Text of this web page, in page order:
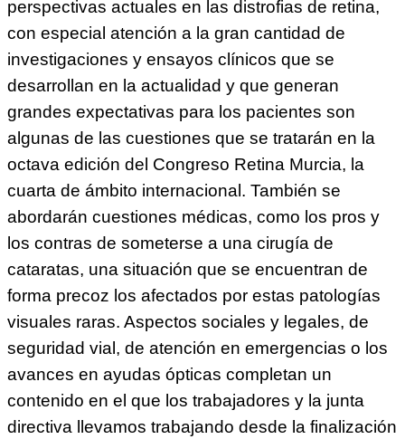
perspectivas actuales en las distrofias de retina,
con especial atención a la gran cantidad de
investigaciones y ensayos clínicos que se
desarrollan en la actualidad y que generan
grandes expectativas para los pacientes son
algunas de las cuestiones que se tratarán en la
octava edición del Congreso Retina Murcia, la
cuarta de ámbito internacional. También se
abordarán cuestiones médicas, como los pros y
los contras de someterse a una cirugía de
cataratas, una situación que se encuentran de
forma precoz los afectados por estas patologías
visuales raras. Aspectos sociales y legales, de
seguridad vial, de atención en emergencias o los
avances en ayudas ópticas completan un
contenido en el que los trabajadores y la junta
directiva llevamos trabajando desde la finalización